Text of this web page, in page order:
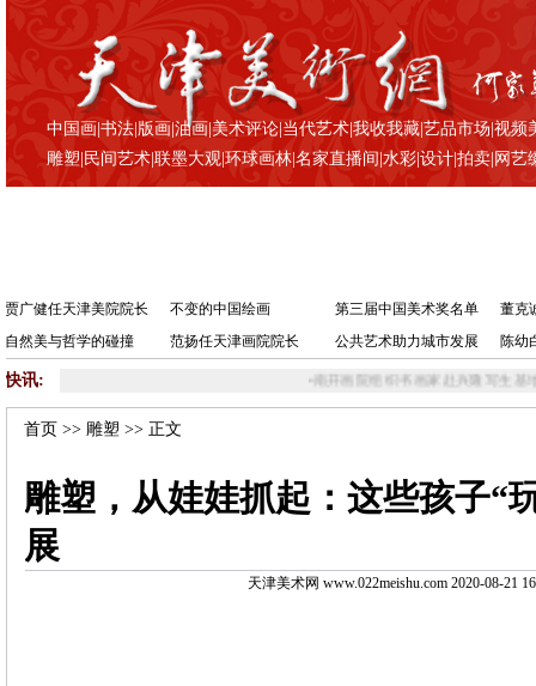
中国画 |书法 版画 |油画 |美术评论 当代艺术 |我收我藏 |艺品市场 |视频
雕塑 民间艺术 |联墨大观 |环球画林 |名家直播间 |水彩 |设计 |拍卖 网艺
贾广健任天津美院院长 不变的中国绘画 第三届中国美术奖名单
董克
自然美与哲学的碰撞
范扬任天津画院院长 公共艺术助力城市发展 陈幼
快讯: 南开画院组织书画家赴兴隆写生基地采风写
首页 >> 雕塑 >> 正文
雕塑，从娃娃抓起：这些孩子“
展
天津美术网 www.022meishu.com 2020-08-21